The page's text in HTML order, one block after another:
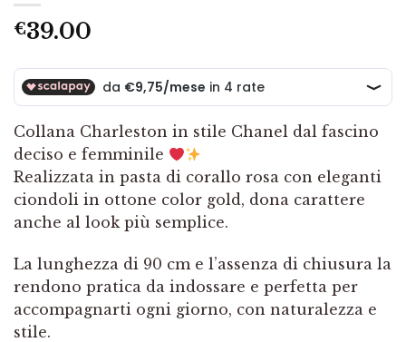
€39.00
Collana Charleston in stile Chanel dal fascino
deciso e femminile
Realizzata in pasta di corallo rosa con eleganti
ciondoli in ottone color gold, dona carattere
anche al look più semplice.
La lunghezza di 90 cm e l’assenza di chiusura la
rendono pratica da indossare e perfetta per
accompagnarti ogni giorno, con naturalezza e
stile.